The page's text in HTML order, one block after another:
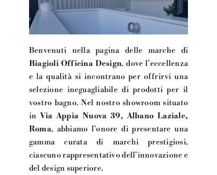
Benvenuti nella pagina delle marche di
Biagioli Officina Design, dove l’eccellenza
e la qualità si incontrano per offrirvi una
selezione ineguagliabile di prodotti per il
vostro bagno. Nel nostro showroom situato
inVia Appia Nuova 39, Albano Laziale,
Roma, abbiamo l’onore di presentare una
gamma curata di marchi prestigiosi,
ciascuno rappresentativo dell’innovazione e
del design superiore.